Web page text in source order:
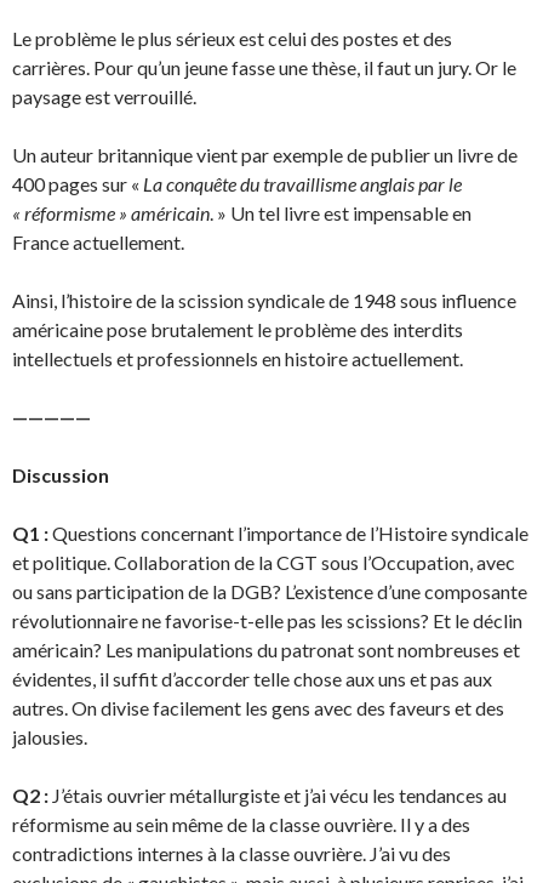
Le problème le plus sérieux est celui des postes et des
carrières. Pour qu’un jeune fasse une thèse, il faut un jury. Or le
paysage est verrouillé.
Un auteur britannique vient par exemple de publier un livre de
400 pages sur « La conquête du travaillisme anglais par le
« réformisme » américain. » Un tel livre est impensable en
France actuellement.
Ainsi, l’histoire de la scission syndicale de 1948 sous influence
américaine pose brutalement le problème des interdits
intellectuels et professionnels en histoire actuellement.
—————
Discussion
Q1 :Questions concernant l’importance de l’Histoire syndicale
et politique. Collaboration de la CGT sous l’Occupation, avec
ou sans participation de la DGB? L’existence d’une composante
révolutionnaire ne favorise-t-elle pas les scissions? Et le déclin
américain? Les manipulations du patronat sont nombreuses et
évidentes, il suffit d’accorder telle chose aux uns et pas aux
autres. On divise facilement les gens avec des faveurs et des
jalousies.
Q2 : J’étais ouvrier métallurgiste et j’ai vécu les tendances au
réformisme au sein même de la classe ouvrière. Il y a des
contradictions internes à la classe ouvrière. J’ai vu des